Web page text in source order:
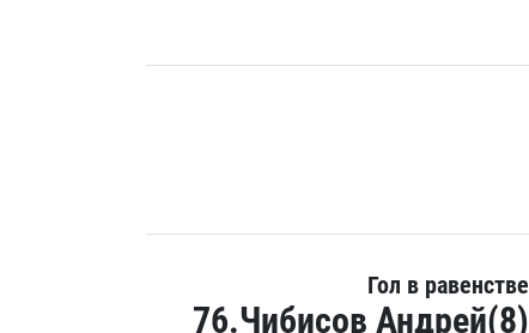
Гол в равенстве
76.Чибисов Андрей(8)